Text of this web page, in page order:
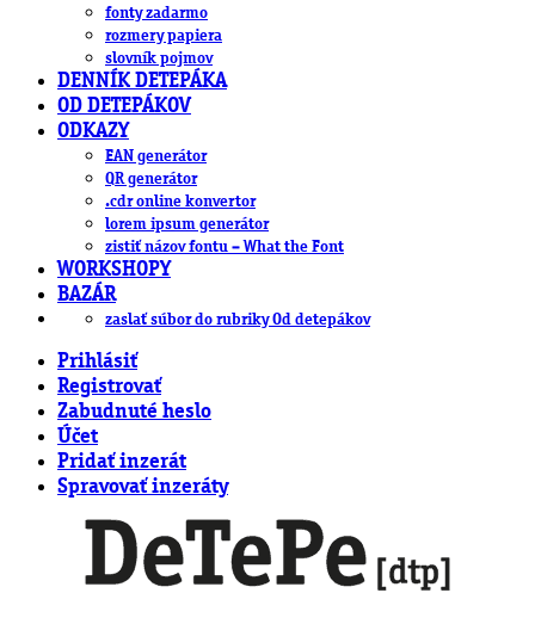
fonty zadarmo
rozmery papiera
slovník pojmov
DENNÍK DETEPÁKA
OD DETEPÁKOV
ODKAZY
EAN generátor
QR generátor
.cdr online konvertor
lorem ipsum generátor
zistiť názov fontu – What the Font
WORKSHOPY
BAZÁR
zaslať súbor do rubriky Od detepákov
Prihlásiť
Registrovať
Zabudnuté heslo
Účet
Pridať inzerát
Spravovať inzeráty